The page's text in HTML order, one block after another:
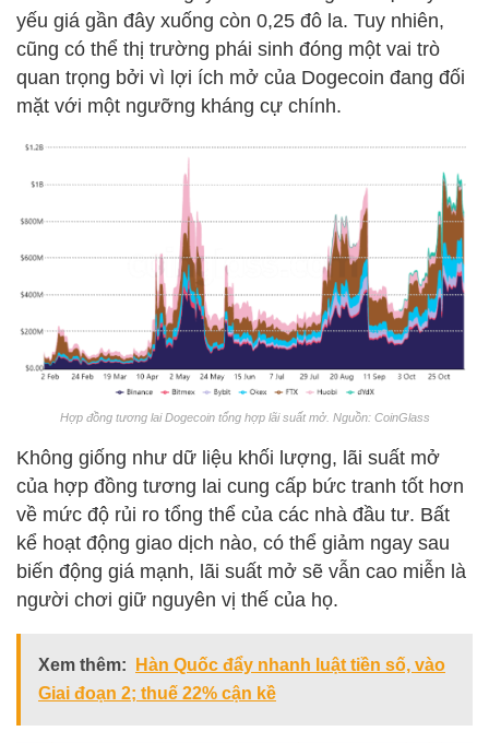
yếu giá gần đây xuống còn 0,25 đô la. Tuy nhiên,
cũng có thể thị trường phái sinh đóng một vai trò
quan trọng bởi vì lợi ích mở của Dogecoin đang đối
mặt với một ngưỡng kháng cự chính.
Hợp đồng tương lai Dogecoin tổng hợp lãi suất mở. Nguồn: CoinGlass
Không giống như dữ liệu khối lượng, lãi suất mở
của hợp đồng tương lai cung cấp bức tranh tốt hơn
về mức độ rủi ro tổng thể của các nhà đầu tư. Bất
kể hoạt động giao dịch nào, có thể giảm ngay sau
biến động giá mạnh, lãi suất mở sẽ vẫn cao miễn là
người chơi giữ nguyên vị thế của họ.
Xem thêm:
Hàn Quốc đẩy nhanh luật tiền số, vào
Giai đoạn 2; thuế 22% cận kề